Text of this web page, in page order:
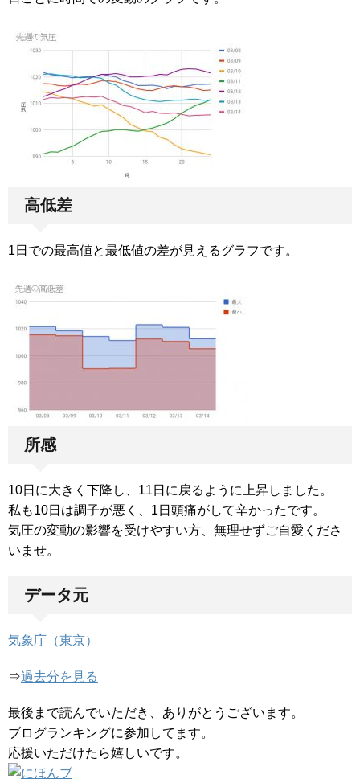
高低差
1日での最高値と最低値の差が見えるグラフです。
所感
10日に大きく下降し、11日に戻るように上昇しました。
私も10日は調子が悪く、1日頭痛がして辛かったです。
気圧の変動の影響を受けやすい方、無理せずご自愛くださ
いませ。
データ元
気象庁（東京）
⇒過去分を見る
最後まで読んでいただき、ありがとうございます。
ブログランキングに参加してます。
応援いただけたら嬉しいです。